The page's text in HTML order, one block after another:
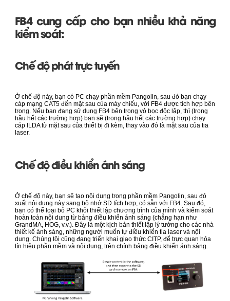
FB4 cung cấp cho bạn nhiều khả năng
kiểm soát:
Chế độ phát trực tuyến
Ở chế độ này, bạn có PC chạy phần mềm Pangolin, sau đó bạn chạy
cáp mạng CAT5 đến mặt sau của máy chiếu, với FB4 được tích hợp bên
trong. Nếu bạn đang sử dụng FB4 bên trong vỏ bọc độc lập, thì (trong
hầu hết các trường hợp) bạn sẽ (trong hầu hết các trường hợp) chạy
cáp ILDA từ mặt sau của thiết bị đi kèm, thay vào đó là mặt sau của tia
laser.
Chế độ điều khiển ánh sáng
Ở chế độ này, bạn sẽ tạo nội dung trong phần mềm Pangolin, sau đó
xuất nội dung này sang bộ nhớ SD tích hợp, có sẵn với FB4. Sau đó,
bạn có thể loại bỏ PC khỏi thiết lập chương trình của mình và kiểm soát
hoàn toàn nội dung từ bảng điều khiển ánh sáng (chẳng hạn như
GrandMA, HOG, v.v.). Đây là một kịch bản thiết lập lý tưởng cho các nhà
thiết kế ánh sáng, những người muốn tự điều khiển tia laser và nội
dung. Chúng tôi cũng đang triển khai giao thức CITP, để trực quan hóa
tín hiệu phần mềm và nội dung, trên chính bảng điều khiển ánh sáng.